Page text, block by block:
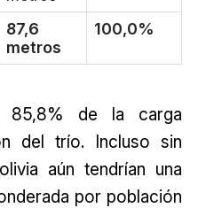
87,6
metros
100,0%
85,8% de la carga
del trío. Incluso sin
aún tendrían una
por población